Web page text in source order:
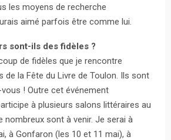
les moyens de recherche
aimé parfois être comme lui.
sont-ils des fidèles ?
de fidèles que je rencontre
de la Fête du Livre de Toulon. Ils sont
! Outre cet événement
à plusieurs salons littéraires au
nombreux sont à venir. Je serai à
à Gonfaron (les 10 et 11 mai), à